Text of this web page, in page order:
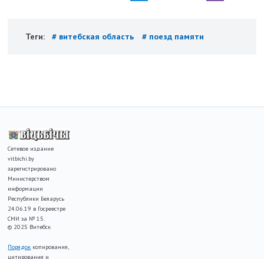
Теги: # витебская область # поезд памяти
Сетевое издание
vitbichi.by
зарегистрировано
Министерством
информации
Республики Беларусь
24.06.19 в Госреестре
СМИ за № 15.
© 2025 Витебск
Порядок копирования,
цитирования и